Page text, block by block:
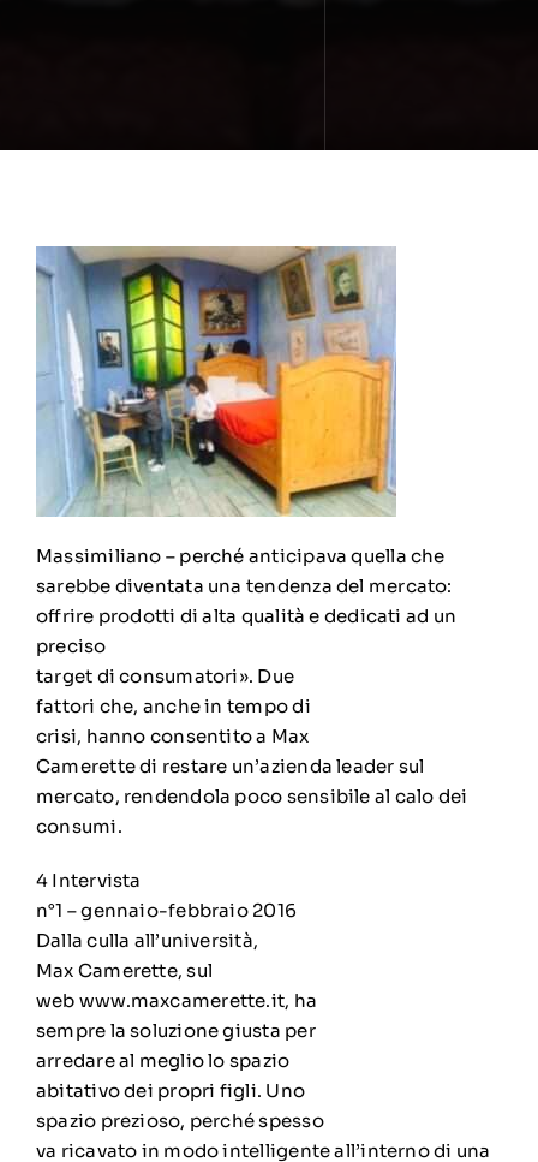
Massimiliano – perché anticipava quella che
sarebbe diventata una tendenza del mercato:
offrire prodotti di alta qualità e dedicati ad un
preciso
target di consumatori». Due
fattori che, anche in tempo di
crisi, hanno consentito a Max
Camerette di restare un’azienda leader sul
mercato, rendendola poco sensibile al calo dei
consumi.
4 Intervista
n°1 – gennaio-febbraio 2016
Dalla culla all’università,
Max Camerette, sul
web www.maxcamerette.it, ha
sempre la soluzione giusta per
arredare al meglio lo spazio
abitativo dei propri figli. Uno
spazio prezioso, perché spesso
va ricavato in modo intelligente all’interno di una